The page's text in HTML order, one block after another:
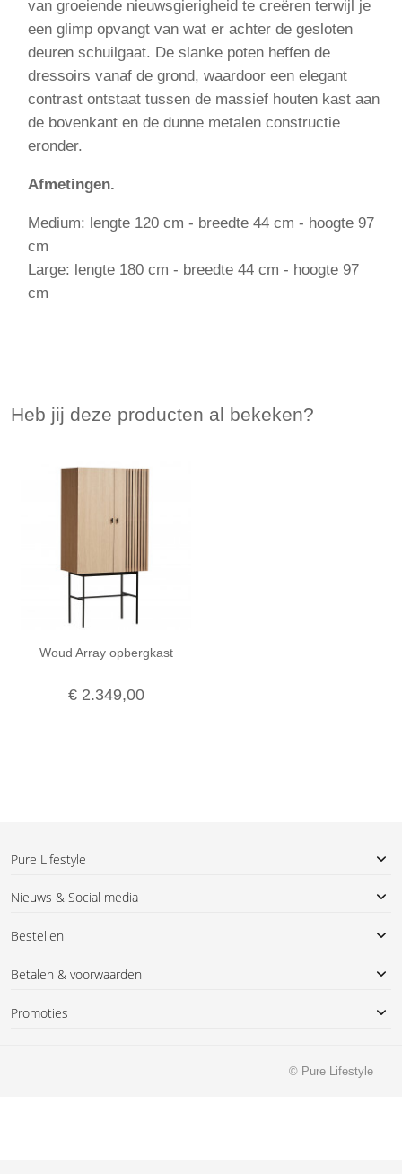
van groeiende nieuwsgierigheid te creëren terwijl je
een glimp opvangt van wat er achter de gesloten
deuren schuilgaat. De slanke poten heffen de
dressoirs vanaf de grond, waardoor een elegant
contrast ontstaat tussen de massief houten kast aan
de bovenkant en de dunne metalen constructie
eronder.
Afmetingen.
Medium: lengte 120 cm - breedte 44 cm - hoogte 97
cm
Large: lengte 180 cm - breedte 44 cm - hoogte 97
cm
Heb jij deze producten al bekeken?
Woud Array opbergkast
€ 2.349,00
Pure Lifestyle
Nieuws & Social media
Bestellen
Betalen & voorwaarden
Promoties
© Pure Lifestyle